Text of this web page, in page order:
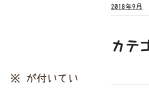
※ が付いてい
2018年9月
カテ